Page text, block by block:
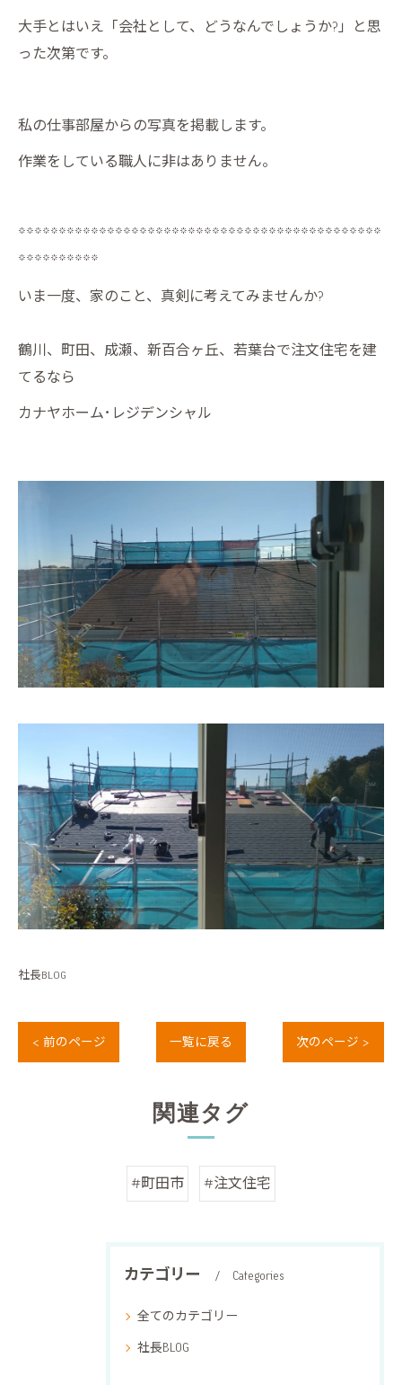
大手とはいえ「会社として、どうなんでしょうか?」と思
った次第です。
私の仕事部屋からの写真を掲載します。
作業をしている職人に非はありません。
*********************************************
**********
いま一度、家のこと、真剣に考えてみませんか?
鶴川、町田、成瀬、新百合ヶ丘、若葉台で注文住宅を建
てるなら
カナヤホーム･レジデンシャル
社長BLOG
< 前のページ 一覧に戻る 次のページ >
関連タグ
#町田市 #注文住宅
カテゴリー Categories
全てのカテゴリー
社長BLOG